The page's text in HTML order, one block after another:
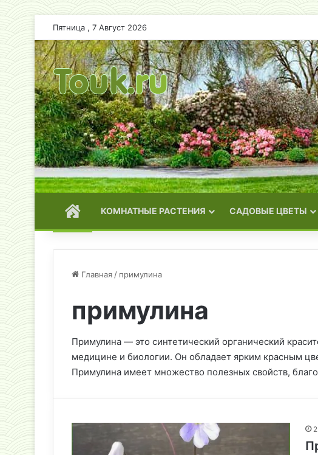
Пятница , 7 Август 2026
ГЛАВНАЯКОМНАТНЫЕ РАСТЕНИЯ САДОВЫЕ ЦВЕТЫ
Главная / примулина
примулина
Примулина — это синтетический органический
медицине и биологии. Он обладает ярким красным
Примулина имеет множество полезных свойств,